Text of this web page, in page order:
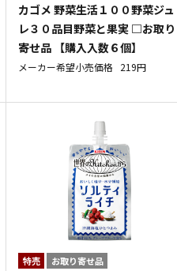
カゴメ 野菜生活１００野菜ジュ
レ３０品目野菜と果実 □お取り
寄せ品 【購入入数６個】
メーカー希望小売価格 219円
特売 お取り寄せ品